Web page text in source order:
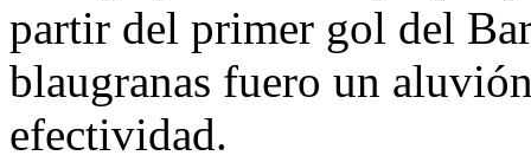
partir del primer gol del
blaugranas fuero un
efectividad.